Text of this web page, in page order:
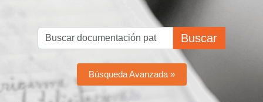
Buscar
Búsqueda Avanzada »